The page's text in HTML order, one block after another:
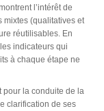
l’intérêt de
mixtes (qualitatives et
réutilisables. En
indicateurs qui
à chaque étape ne
pour la conduite de la
clarification de ses